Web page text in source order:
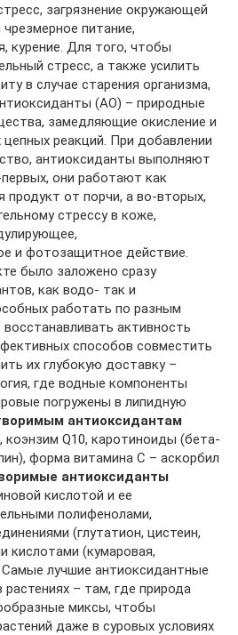
загрязнение окружающей
питание,
курение. Для того, чтобы
стресс, а также усилить
в случае старения организма,
(АО) – природные
замедляющие окисление и
реакций. При добавлении
антиоксиданты выполняют
они работают как
от порчи, а во-вторых,
стрессу в коже,
и фотозащитное действие.
было заложено сразу
как водо- так и
работать по разным
активность
способов совместить
их глубокую доставку –
где водные компоненты
погружены в липидную
антиоксидантам
коэнзим Q10, каротиноиды (бета-
форма витамина С – аскорбил
антиоксиданты
кислотой и ее
полифенолами,
(глутатион, цистеин,
кислотами (кумаровая,
лучшие антиоксидантные
растениях – там, где природа
миксы, чтобы
даже в суровых условиях